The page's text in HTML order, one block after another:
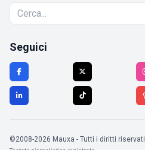
Seguici
©2008-2026 Mauxa - Tutti i diritti riservati